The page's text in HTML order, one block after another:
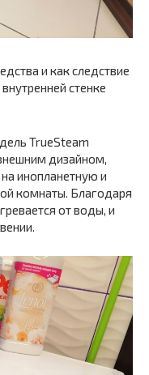
и как следствие
стенке
TrueSteam
дизайном,
инопланетную и
комнаты. Благодаря
от воды, и